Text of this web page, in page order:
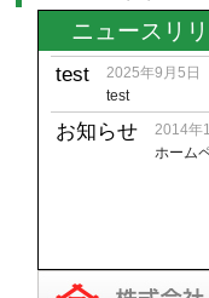
ニュースリ
test
2025年9月5日
test
お知らせ
2014年
ホーム